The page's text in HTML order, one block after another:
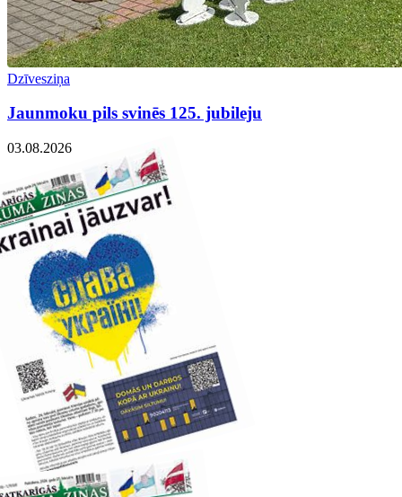
Dzīvesziņa
Jaunmoku pils svinēs 125. jubileju
03.08.2026